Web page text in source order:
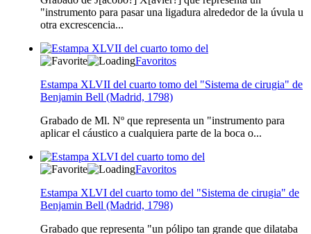
"instrumento para pasar una ligadura alrededor de la úvula u
otra excrescencia...
Favoritos
Estampa XLVII del cuarto tomo del "Sistema de cirugia" de
Benjamin Bell (Madrid, 1798)
Grabado de Ml. Nº que representa un "instrumento para
aplicar el cáustico a cualquiera parte de la boca o...
Favoritos
Estampa XLVI del cuarto tomo del "Sistema de cirugia" de
Benjamin Bell (Madrid, 1798)
Grabado que representa "un pólipo tan grande que dilataba